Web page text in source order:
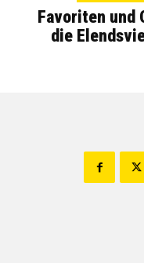
Favoriten und
die